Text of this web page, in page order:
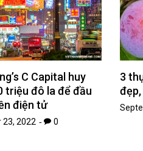
C Capital huy
triệu đô la để đầu
điện tử
2022 0
3